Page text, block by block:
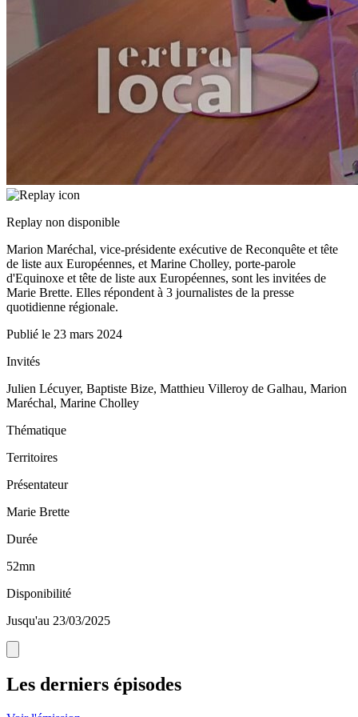
Replay non disponible
Marion Maréchal, vice-présidente exécutive de Reconquête et tête
de liste aux Européennes, et Marine Cholley, porte-parole
d'Equinoxe et tête de liste aux Européennes, sont les invitées de
Marie Brette. Elles répondent à 3 journalistes de la presse
quotidienne régionale.
Publié le 23 mars 2024
Invités
Julien Lécuyer, Baptiste Bize, Matthieu Villeroy de Galhau, Marion
Maréchal, Marine Cholley
Thématique
Territoires
Présentateur
Marie Brette
Durée
52mn
Disponibilité
Jusqu'au 23/03/2025
Les derniers épisodes